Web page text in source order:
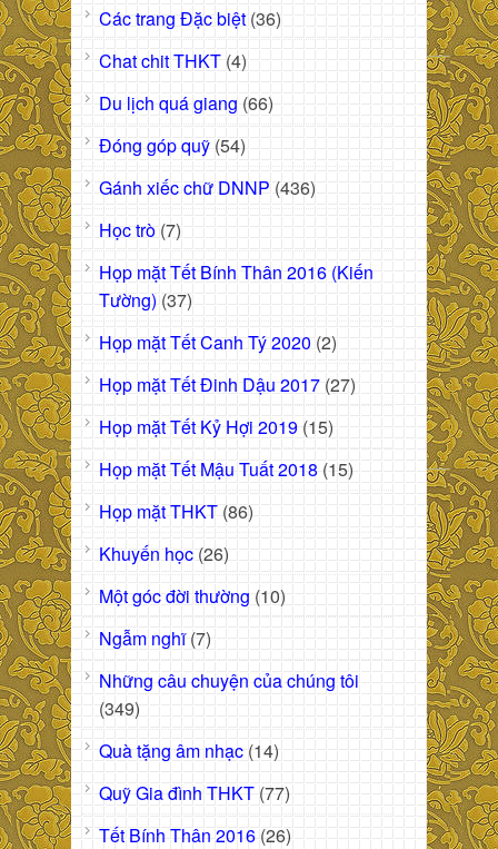
Các trang Đặc biệt (36)
Chat chit THKT (4)
Du lịch quá giang (66)
Đóng góp quỹ (54)
Gánh xiếc chữ DNNP (436)
Học trò (7)
Họp mặt Tết Bính Thân 2016 (Kiến
Tường) (37)
Họp mặt Tết Canh Tý 2020 (2)
Họp mặt Tết Đinh Dậu 2017 (27)
Họp mặt Tết Kỷ Hợi 2019 (15)
Họp mặt Tết Mậu Tuất 2018 (15)
Họp mặt THKT (86)
Khuyến học (26)
Một góc đời thường (10)
Ngẫm nghĩ(7)
Những câu chuyện của chúng tôi
(349)
Quà tặng âm nhạc (14)
Quỹ Gia đình THKT (77)
Tết Bính Thân 2016 (26)